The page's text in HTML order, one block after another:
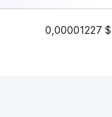
0,00001227 $